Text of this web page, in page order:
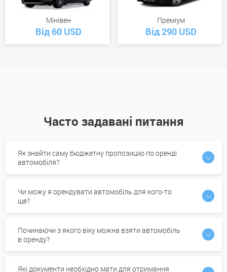
Мінівен
Від 60 USD
Преміум
Від 290 USD
Часто задавані питання
Як знайти саму бюджетну пропозицію по оренді
автомобіля?
Чи можу я орендувати автомобіль для кого-то
ще?
Починаючи з якого віку можна взяти автомобіль
в оренду?
Які документи необхідно мати для отримання